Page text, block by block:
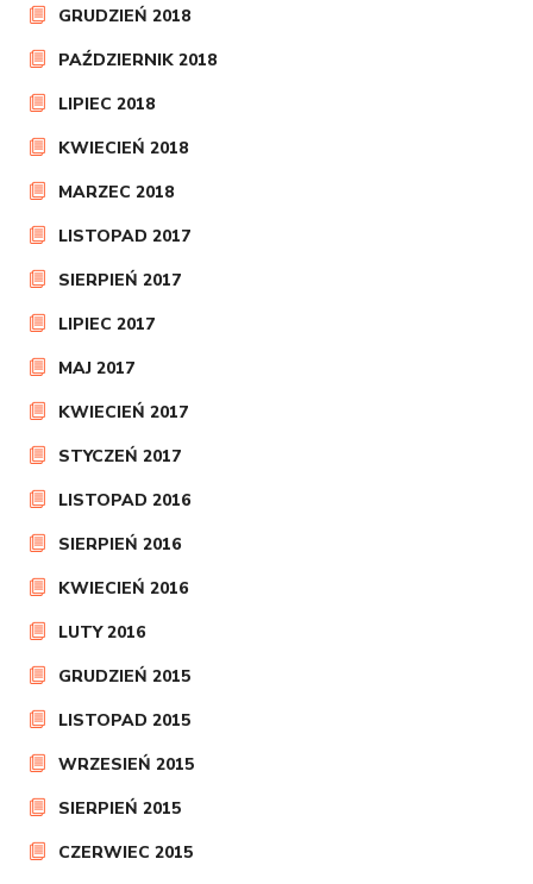
GRUDZIEŃ 2018
PAŹDZIERNIK 2018
LIPIEC 2018
KWIECIEŃ 2018
MARZEC 2018
LISTOPAD 2017
SIERPIEŃ 2017
LIPIEC 2017
MAJ 2017
KWIECIEŃ 2017
STYCZEŃ 2017
LISTOPAD 2016
SIERPIEŃ 2016
KWIECIEŃ 2016
LUTY 2016
GRUDZIEŃ 2015
LISTOPAD 2015
WRZESIEŃ 2015
SIERPIEŃ 2015
CZERWIEC 2015